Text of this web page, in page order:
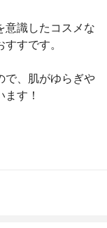
意識したコスメな
すです。
で、肌がゆらぎや
す！